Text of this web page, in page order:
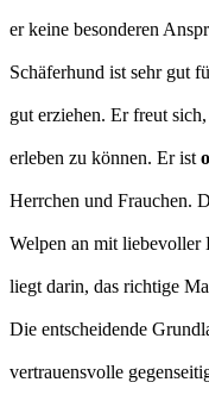
er keine besonderen
Schäferhund ist sehr gut
gut erziehen. Er freut
erleben zu können. Er ist
Herrchen und Frauchen.
Welpen an mit liebevoller
liegt darin, das richtige
Die entscheidende
vertrauensvolle